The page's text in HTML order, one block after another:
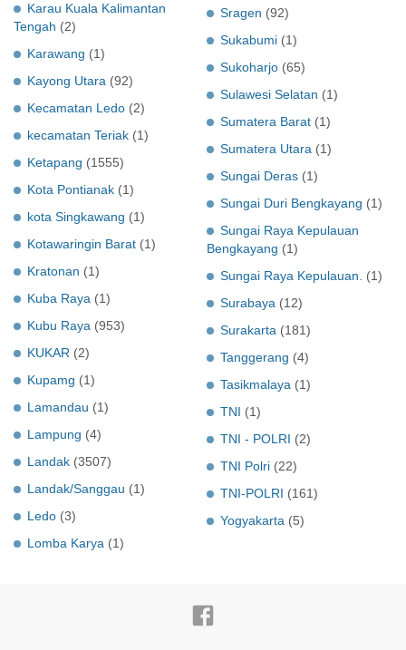
Karau Kuala Kalimantan
Tengah (2)
Karawang (1)
Kayong Utara (92)
Kecamatan Ledo (2)
kecamatan Teriak (1)
Ketapang (1555)
Kota Pontianak (1)
kota Singkawang (1)
Kotawaringin Barat (1)
Kratonan (1)
Kuba Raya (1)
Kubu Raya (953)
KUKAR (2)
Kupamg (1)
Lamandau (1)
Lampung (4)
Landak (3507)
Landak/Sanggau (1)
Ledo (3)
Lomba Karya (1)
Sragen (92)
Sukabumi (1)
Sukoharjo (65)
Sulawesi Selatan (1)
Sumatera Barat (1)
Sumatera Utara (1)
Sungai Deras (1)
Sungai Duri Bengkayang (1)
Sungai Raya Kepulauan
Bengkayang (1)
Sungai Raya Kepulauan.
(1)
Surabaya (12)
Surakarta (181)
Tanggerang (4)
Tasikmalaya (1)
TNI (1)
TNI - POLRI (2)
TNI Polri (22)
TNI-POLRI (161)
Yogyakarta (5)